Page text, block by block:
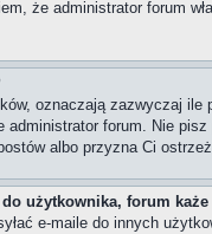
że administrator forum
oznaczają zazwyczaj
administrator forum. Nie
albo przyzna Ci
użytkownika, forum
e-maile do innych